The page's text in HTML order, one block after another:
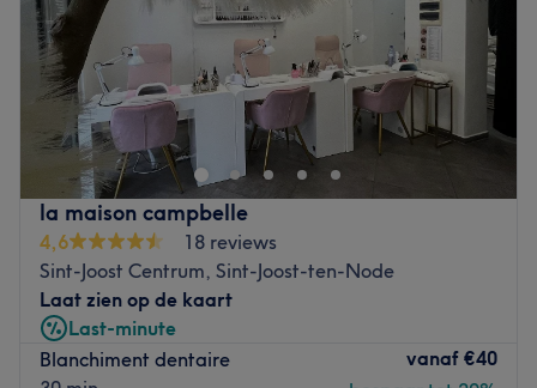
la maison campbelle
4,6
18 reviews
Sint-Joost Centrum, Sint-Joost-ten-Node
Laat zien op de kaart
Last-minute
Blanchiment dentaire
vanaf €40